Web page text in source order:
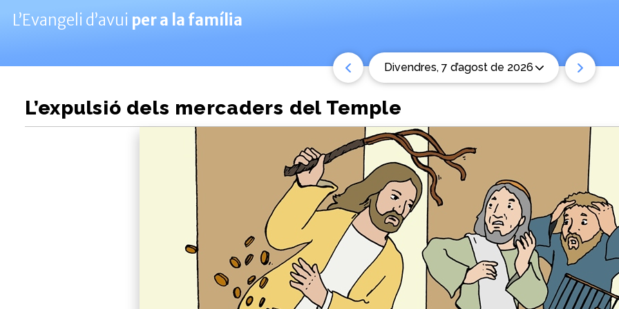
L’Evangeli d’avui per a la família
divendres, 7 d’agost de 2026
L’expulsió dels mercaders del Temple